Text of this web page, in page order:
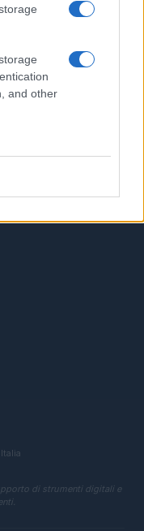
and other
di strumenti digitali e